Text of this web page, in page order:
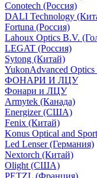
Conotech (Россия)
DALI Technology
Fortuna (Россия)
Lahoux Optics B.V.
LEGAT (Россия)
Sytong (Китай)
YukonAdvanced
ФОНАРИ И ЛЦУ
Фонари и ЛЦУ
Armytek (Канада)
Energizer (США)
Fenix (Китай)
Konus Optical and
Led Lenser (Германия)
Nextorch (Китай)
Olight (США)
PETZL (Франция)